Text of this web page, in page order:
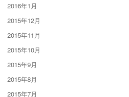
2016年1月
2015年12月
2015年11月
2015年10月
2015年9月
2015年8月
2015年7月